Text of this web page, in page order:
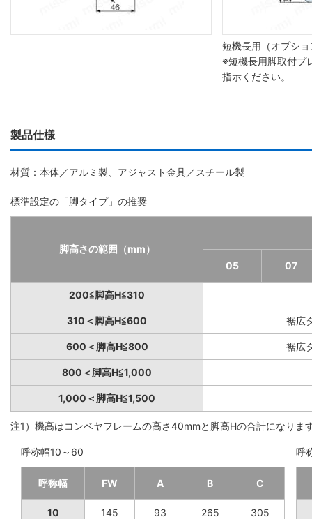
短機長用（オプショ
※短機長用脚取付プ
指示ください。
製品仕様
材質：本体／アルミ製、アジャスト金具／スチール製
標準設定の「脚タイプ」の推奨
脚高さの範囲（mm）
05
07
200≦脚高H≦310
310＜脚高H≦600 裾広
600＜脚高H≦800 裾広
800＜脚高H≦1,000
1,000＜脚高H≦1,500
注1）機高はコンベヤフレームの高さ40mmと脚高Hの合計になりま
呼称幅10～60
呼称幅 FW A B C
10 145 93 265 305
呼